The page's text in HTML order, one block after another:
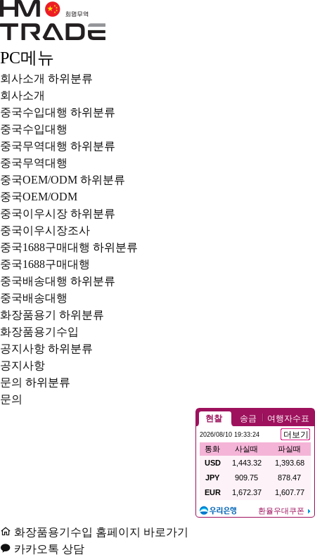
PC메뉴
회사소개 하위분류
회사소개
중국수입대행 하위분류
중국수입대행
중국무역대행 하위분류
중국무역대행
중국OEM/ODM 하위분류
중국OEM/ODM
중국이우시장 하위분류
중국이우시장조사
중국1688구매대행 하위분류
중국1688구매대행
중국배송대행 하위분류
중국배송대행
화장품용기
하위분류
화장품용기수입
공지사항 하위분류
공지사항
문의 하위분류
문의
화장품용기수입 홈페이지 바로가기
카카오톡 상담